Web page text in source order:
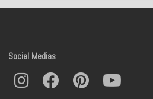
Social Medias